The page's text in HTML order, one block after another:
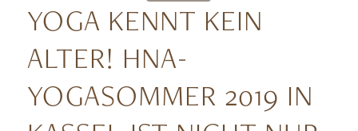
YOGA KENNT KEIN
ALTER! HNA-
YOGASOMMER 2019 IN